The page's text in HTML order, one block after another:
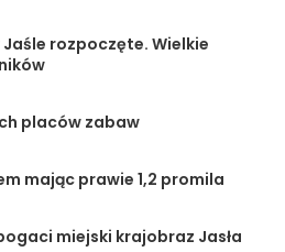
podróże
rozpoczęte. Wielkie
placów zabaw
mając prawie 1,2 promila
miejski krajobraz Jasła